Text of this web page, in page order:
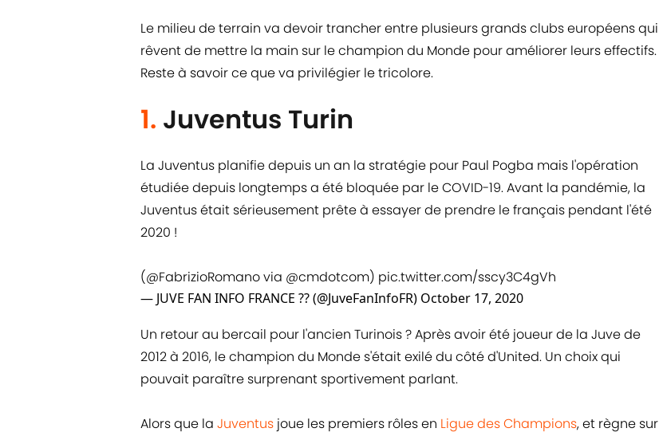
Le milieu de terrain va devoir trancher entre plusieurs grands clubs européens qui
rêvent de mettre la main sur le champion du Monde pour améliorer leurs effectifs.
Reste à savoir ce que va privilégier le tricolore.
1. Juventus Turin
La Juventus planifie depuis un an la stratégie pour Paul Pogba mais l'opération
étudiée depuis longtemps a été bloquée par le COVID-19. Avant la pandémie, la
Juventus était sérieusement prête à essayer de prendre le français pendant l'été
2020 !
(@FabrizioRomanovia @cmdotcom) pic.twitter.com/sscy3C4gVh
— JUVE FAN INFO FRANCE ?? (@JuveFanInfoFR) October 17, 2020
Un retour au bercail pour l'ancien Turinois ? Après avoir été joueur de la Juve de
2012 à 2016, le champion du Monde s'était exilé du côté d'United. Un choix qui
pouvait paraître surprenant sportivement parlant.
Alors que la Juventus joue les premiers rôles en Ligue des Champions, et règne sur